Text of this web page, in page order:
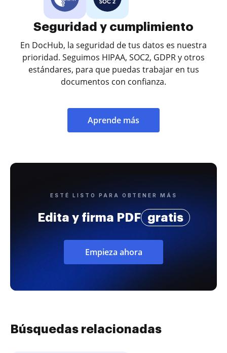
Seguridad y cumplimiento
En DocHub, la seguridad de tus datos es nuestra
prioridad. Seguimos HIPAA, SOC2, GDPR y otros
estándares, para que puedas trabajar en tus
documentos con confianza.
Aprende más
ESTÉ LISTO PARA OBTENER MÁS
Edita y firma PDF gratis
Empieza ahora
Búsquedas relacionadas